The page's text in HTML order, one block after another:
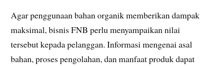
Agar penggunaan bahan organik memberikan dampak
maksimal, bisnis FNB perlu menyampaikan nilai
tersebut kepada pelanggan. Informasi mengenai asal
bahan, proses pengolahan, dan manfaat produk dapat